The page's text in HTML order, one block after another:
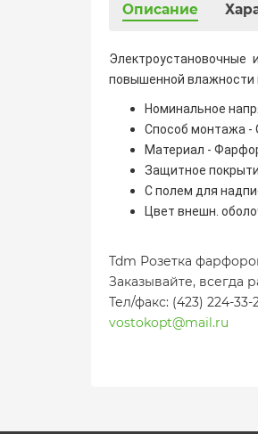
Описание
Электроустановочные
повышенной влажности
Номинальное
Способ монтажа -
Материал -
Защитное
С полем для
Цвет внешн.
Tdm Розетка
Заказывайте, всегда
Тел/факс: (423) 224-33-
vostokopt@mail.ru